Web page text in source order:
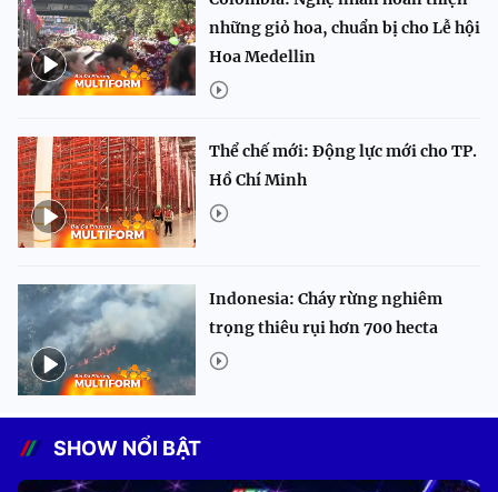
những giỏ hoa, chuẩn bị cho Lễ hội
Hoa Medellin
Thể chế mới: Động lực mới cho TP.
Hồ Chí Minh
Indonesia: Cháy rừng nghiêm
trọng thiêu rụi hơn 700 hecta
SHOW NỔI BẬT